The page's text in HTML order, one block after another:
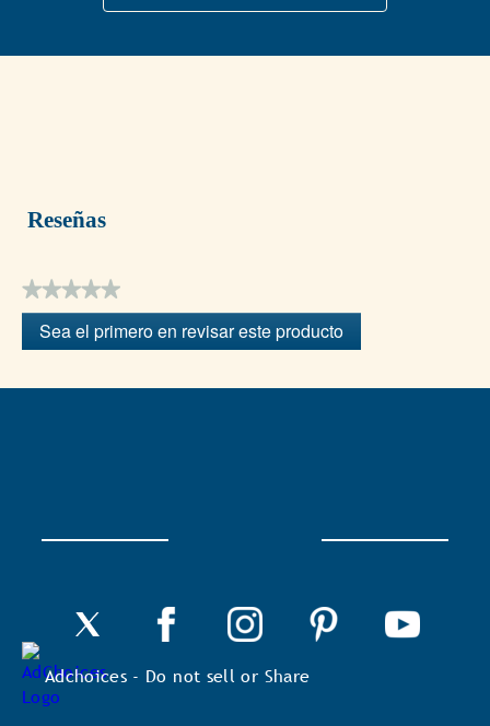
Reseñas
★★★★★
Sin
puntuación
Sea el primero en revisar este producto
.
esta
Adchoices - Do not sell or Share